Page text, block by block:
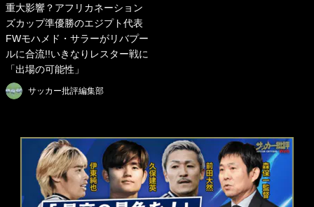
重大影響？アフリカネーション
ズカップ準優勝のエジプト代表
FWモハメド・サラーがリバプー
ルに合流!!いきなりレスター戦に
「出場の可能性」
サッカー批評編集部